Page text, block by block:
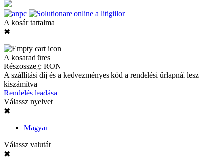
A kosár tartalma
✖
A kosarad üres
Részösszeg: RON
A szállítási díj és a kedvezményes kód a rendelési űrlapnál lesz
kiszámítva
Rendelés leadása
Válassz nyelvet
✖
Magyar
Válassz valutát
✖